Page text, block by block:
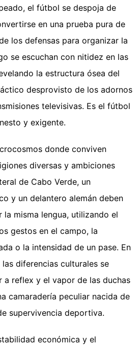
el fútbol se despoja de
en una prueba pura de
los defensas para organizar la
se escuchan con nitidez en las
la estructura ósea del
desprovisto de los adornos
televisivas. Es el fútbol
y exigente.
donde conviven
diversas y ambiciones
de Cabo Verde, un
y un delantero alemán deben
la misma lengua, utilizando el
gestos en el campo, la
o la intensidad de un pase. En
diferencias culturales se
a reflex y el vapor de las duchas
camaradería peculiar nacida de
supervivencia deportiva.
económica y el